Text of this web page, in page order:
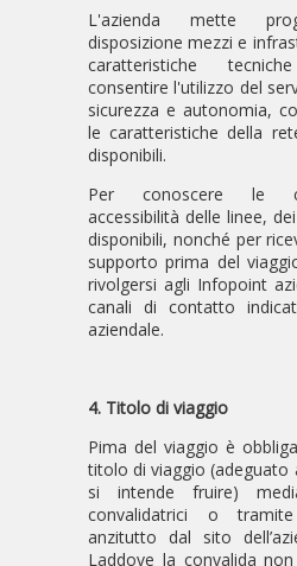
L'azienda mette
disposizione mezzi e
caratteristiche
consentire l'utilizzo del
sicurezza e autonomia,
le caratteristiche della
disponibili.
Per conoscere le
accessibilità delle linee,
disponibili, nonché per
supporto prima del
rivolgersi agli Infopoint
canali di contatto
aziendale.
4. Titolo di viaggio
Pima del viaggio è
titolo di viaggio (adeguato
si intende fruire)
convalidatrici o
anzitutto dal sito
Laddove la convalida